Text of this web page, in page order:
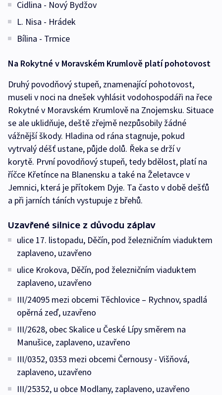
Cidlina - Nový Bydžov
L. Nisa - Hrádek
Bílina - Trmice
Na Rokytné v Moravském Krumlově platí pohotovost
Druhý povodňový stupeň, znamenající pohotovost,
museli v noci na dnešek vyhlásit vodohospodáři na řece
Rokytné v Moravském Krumlově na Znojemsku. Situace
se ale uklidňuje, deště zřejmě nezpůsobily žádné
vážnější škody. Hladina od rána stagnuje, pokud
vytrvalý déšť ustane, půjde dolů. Řeka se drží v
korytě. První povodňový stupeň, tedy bdělost, platí na
říčce Křetínce na Blanensku a také na Želetavce v
Jemnici, která je přítokem Dyje. Ta často v době dešťů
a při jarních táních vystupuje z břehů.
Uzavřené silnice z důvodu záplav
ulice 17. listopadu, Děčín, pod železničním viaduktem
zaplaveno, uzavřeno
ulice Krokova, Děčín, pod železničním viaduktem
zaplaveno, uzavřeno
III/24095 mezi obcemi Těchlovice – Rychnov, spadlá
opěrná zeď, uzavřeno
III/2628, obec Skalice u České Lípy směrem na
Manušice, zaplaveno, uzavřeno
III/0352, 0353 mezi obcemi Černousy - Višňová,
zaplaveno, uzavřeno
III/25352, u obce Modlany, zaplaveno, uzavřeno